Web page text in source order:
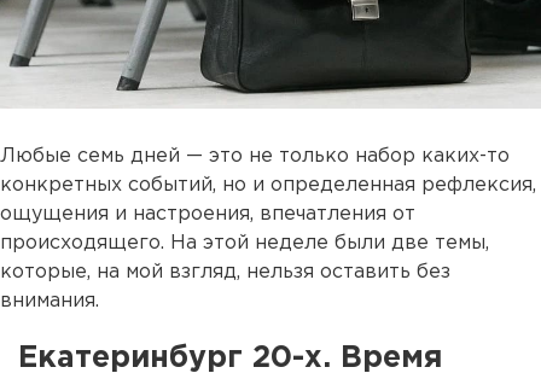
Любые семь дней — это не только набор каких-то
конкретных событий, но и определенная рефлексия,
ощущения и настроения, впечатления от
происходящего. На этой неделе были две темы,
которые, на мой взгляд, нельзя оставить без
внимания.
Екатеринбург 20-х. Время